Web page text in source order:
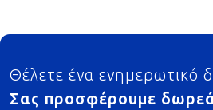
Footer
Θέλετε ένα ενημερωτικό
Σας προσφέρουμε